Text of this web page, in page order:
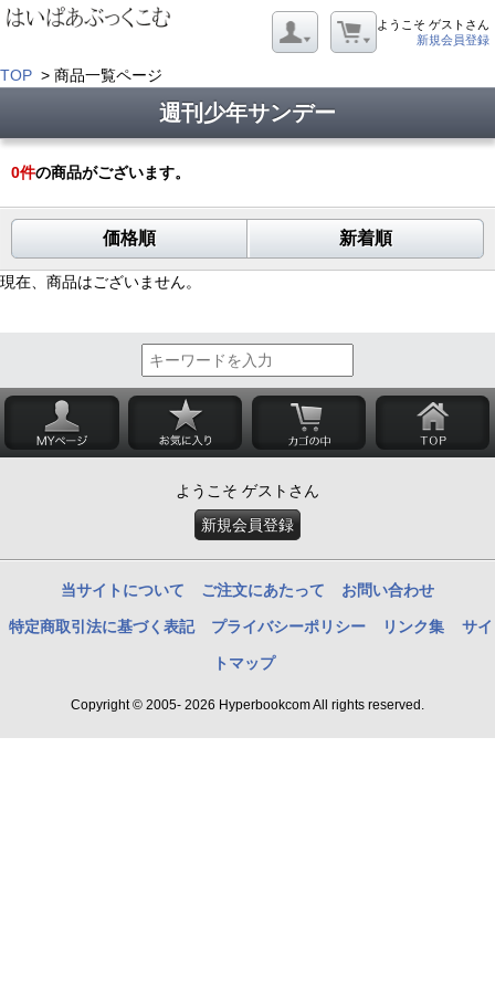
ようこそ ゲストさん
新規会員登録
TOP > 商品一覧ページ
週刊少年サンデー
0件の商品がございます。
価格順 新着順
現在、商品はございません。
ようこそ ゲストさん
新規会員登録
当サイトについて ご注文にあたって お問い合わせ
特定商取引法に基づく表記 プライバシーポリシー リンク集 サイ
トマップ
Copyright © 2005- 2026 Hyperbookcom All rights reserved.